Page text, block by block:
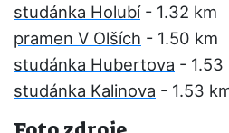
studánka Holubí- 1.32 km
pramen V Olších - 1.50 km
studánka Hubertova - 1.53
studánka Kalinova - 1.53